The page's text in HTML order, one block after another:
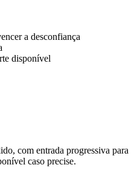
a desconfiança
disponível
com entrada progressiva para
caso precise.